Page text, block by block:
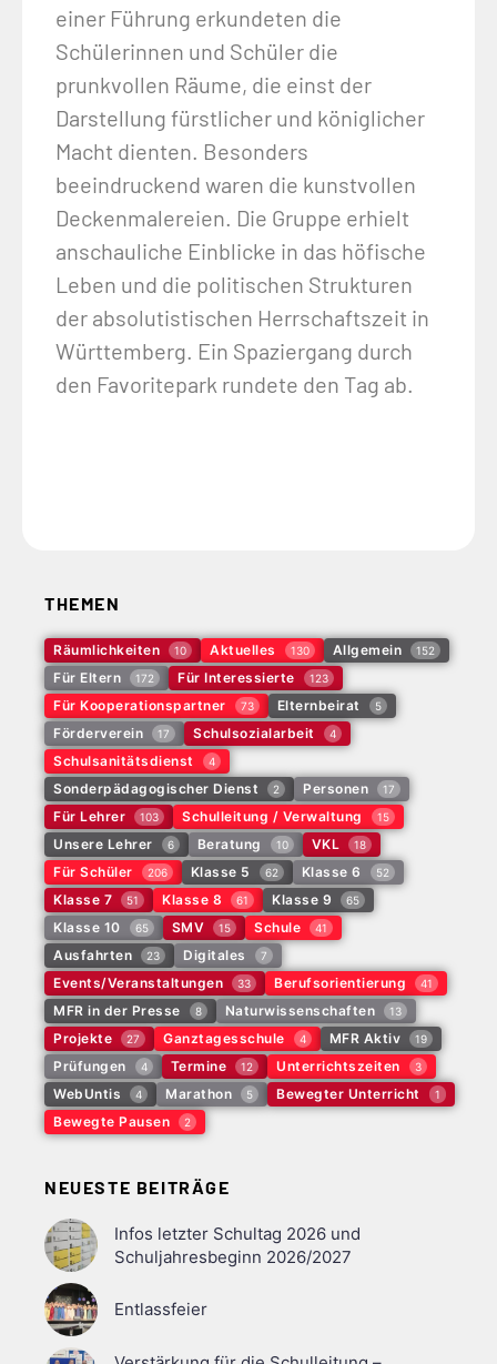
einer Führung erkundeten die
Schülerinnen und Schüler die
prunkvollen Räume, die einst der
Darstellung fürstlicher und königlicher
Macht dienten. Besonders
beeindruckend waren die kunstvollen
Deckenmalereien. Die Gruppe erhielt
anschauliche Einblicke in das höfische
Leben und die politischen Strukturen
der absolutistischen Herrschaftszeit in
Württemberg. Ein Spaziergang durch
den Favoritepark rundete den Tag ab.
THEMEN
Räumlichkeiten 10 Aktuelles 130 Allgemein 152
Für Eltern 172 Für Interessierte 123
Für Kooperationspartner 73 Elternbeirat 5
Förderverein 17 Schulsozialarbeit 4
Schulsanitätsdienst 4
Sonderpädagogischer Dienst 2 Personen 17
Für Lehrer 103 Schulleitung / Verwaltung 15
Unsere Lehrer 6 Beratung 10 VKL 18
Für Schüler 206 Klasse 5 62 Klasse 6 52
Klasse 7 51 Klasse 8 61 Klasse 9 65
Klasse 10 65 SMV 15 Schule 41
Ausfahrten 23 Digitales 7
Events/Veranstaltungen 33 Berufsorientierung 41
MFR in der Presse 8 Naturwissenschaften 13
Projekte 27 Ganztagesschule 4 MFR Aktiv 19
Prüfungen 4 Termine 12 Unterrichtszeiten 3
WebUntis 4 Marathon 5 Bewegter Unterricht 1
Bewegte Pausen 2
NEUESTE BEITRÄGE
Infos letzter Schultag 2026 und
Schuljahresbeginn 2026/2027
Entlassfeier